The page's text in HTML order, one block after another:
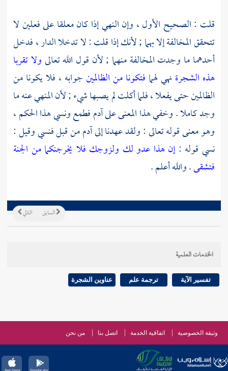
قلت : الصحيح الأول ، وإن النهي إذا كان معلقا على فعلين لا
تتحقق المخالفة إلا بهما ; لأنك إذا قلت : لا تدخلا الدار ، فدخل
أحدهما ما وجدت المخالفة منهما ; لأن قول الله تعالىولا تقربا
هذه الشجرةنهي لهما فتكونا من الظالمينجوابه ، فلا يكونا من
الظالمين حتى يفعلا ، فلما أكلت لم يصبها شيء ; لأن المنهي عنه ما
وجد كاملا . وخفي هذا المعنى علىآدمفطمع ونسي هذا الحكم ،
وهو معنى قوله تعالى : ولقد عهدنا إلىآدممن قبل فنسي وقيل :
نسي قوله :إن هذا عدو لك ولزوجك فلا يخرجنكما من الجنة
فتشقى. والله أعلم .
التالي السابق
الخدمات العلمية
تفسير الآية ترجمة علم عناوين الشجرة
وثيقة الخصوصية اتفاقية الخدمة اتصل بنا من نحن